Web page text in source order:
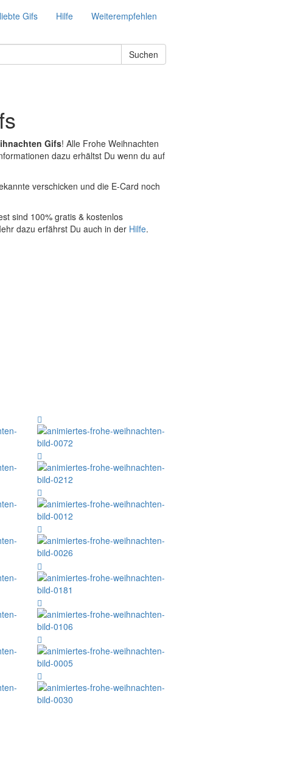
Gifs Hilfe Weiterempfehlen
Suchen
Gifs! Alle Frohe Weihnachten
dazu erhältst Du wenn du auf
verschicken und die E-Card noch
sind 100% gratis & kostenlos
dazu erfährst Du auch in der Hilfe.